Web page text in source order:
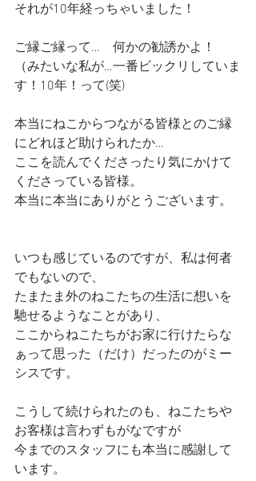
それが10年経っちゃいました！
ご縁ご縁って…　何かの勧誘かよ！
（みたいな私が…一番ビックリしていま
す！10年！って(笑)
本当にねこからつながる皆様とのご縁
にどれほど助けられたか…
ここを読んでくださったり気にかけて
くださっている皆様。
本当に本当にありがとうございます。
いつも感じているのですが、私は何者
でもないので、
たまたま外のねこたちの生活に想いを
馳せるようなことがあり、
ここからねこたちがお家に行けたらな
ぁって思った（だけ）だったのがミー
シスです。
こうして続けられたのも、ねこたちや
お客様は言わずもがなですが
今までのスタッフにも本当に感謝して
います。